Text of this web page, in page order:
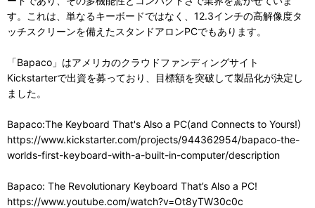
す。これは、単なるキーボードではなく、12.3インチの高解像度タ
ッチスクリーンを備えたスタンドアロンPCでもあります。
「Bapaco」はアメリカのクラウドファンディングサイト
Kickstarterで出資を募っており、目標額を突破して製品化が決定し
ました。
Bapaco:The Keyboard That's Also a PC(and Connects to Yours!)
https://www.kickstarter.com/projects/944362954/bapaco-the-
worlds-first-keyboard-with-a-built-in-computer/description
Bapaco: The Revolutionary Keyboard That’s Also a PC!
https://www.youtube.com/watch?v=Ot8yTW30c0c